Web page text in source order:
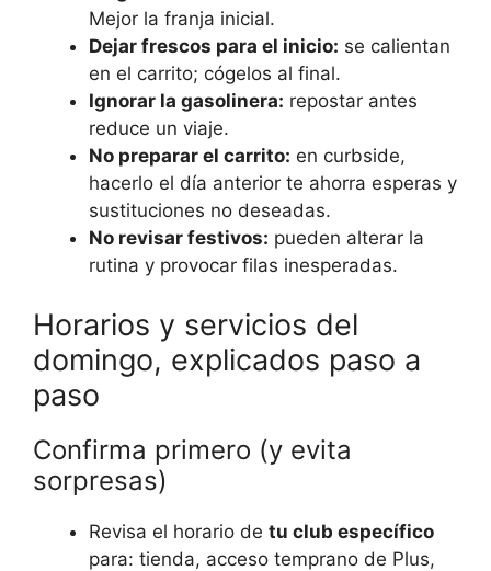
Mejor la franja inicial.
Dejar frescos para el inicio: se calientan
en el carrito; cógelos al final.
Ignorar la gasolinera: repostar antes
reduce un viaje.
No preparar el carrito: en curbside,
hacerlo el día anterior te ahorra esperas y
sustituciones no deseadas.
No revisar festivos: pueden alterar la
rutina y provocar filas inesperadas.
Horarios y servicios del
domingo, explicados paso a
paso
Confirma primero (y evita
sorpresas)
Revisa el horario de tu club específico
para: tienda, acceso temprano de Plus,